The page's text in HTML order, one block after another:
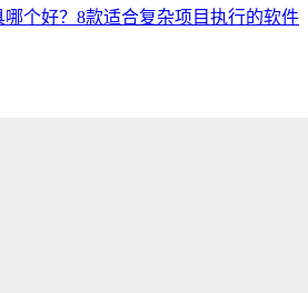
个好？8款适合复杂项目执行的软件